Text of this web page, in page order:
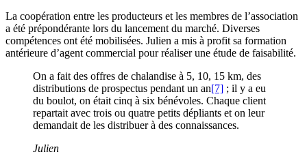
La coopération entre les producteurs et les membres de l’association
a été prépondérante lors du lancement du marché. Diverses
compétences ont été mobilisées. Julien a mis à profit sa formation
antérieure d’agent commercial pour réaliser une étude de faisabilité.
On a fait des offres de chalandise à 5, 10, 15 km, des
distributions de prospectus pendant un an[7] ; il y a eu
du boulot, on était cinq à six bénévoles. Chaque client
repartait avec trois ou quatre petits dépliants et on leur
demandait de les distribuer à des connaissances.
Julien